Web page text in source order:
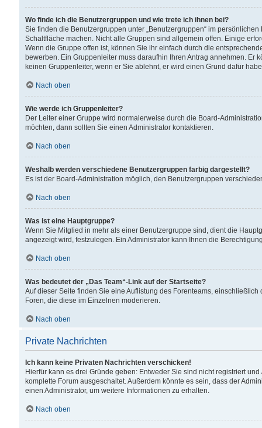
Wo finde ich die Benutzergruppen und wie trete ich ihnen bei?
Sie finden die Benutzergruppen unter „Benutzergruppen“ im
Schaltfläche machen. Nicht alle Gruppen sind allgemein offen. Einige
Wenn die Gruppe offen ist, können Sie ihr einfach durch die
bewerben. Ein Gruppenleiter muss daraufhin Ihren Antrag annehmen.
keinen Gruppenleiter, wenn er Sie ablehnt, er wird einen Grund dafür
Nach oben
Wie werde ich Gruppenleiter?
Der Leiter einer Gruppe wird normalerweise durch die Board-
möchten, dann sollten Sie einen Administrator kontaktieren.
Nach oben
Weshalb werden verschiedene Benutzergruppen farbig dargestellt?
Es ist der Board-Administration möglich, den Benutzergruppen
Nach oben
Was ist eine Hauptgruppe?
Wenn Sie Mitglied in mehr als einer Benutzergruppe sind, dient die
angezeigt wird, festzulegen. Ein Administrator kann Ihnen die
Nach oben
Was bedeutet der „Das Team“-Link auf der Startseite?
Auf dieser Seite finden Sie eine Auflistung des Forenteams,
Foren, die diese im Einzelnen moderieren.
Nach oben
Private Nachrichten
Ich kann keine Privaten Nachrichten verschicken!
Hierfür kann es drei Gründe geben: Entweder Sie sind nicht registriert
komplette Forum ausgeschaltet. Außerdem könnte es sein, dass der
einen Administrator, um weitere Informationen zu erhalten.
Nach oben